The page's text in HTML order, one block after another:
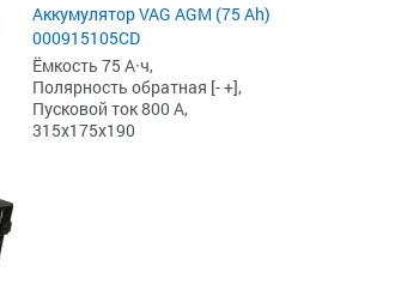
Аккумулятор VAG AGM (75 Ah)
000915105CD
Ёмкость 75 А·ч,
Полярность обратная [- +],
Пусковой ток 800 А,
315x175x190